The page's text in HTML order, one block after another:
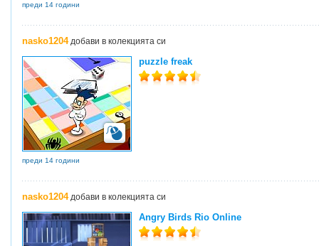
преди 14 години
nasko1204добави в колекцията си
puzzle freak
преди 14 години
nasko1204добави в колекцията си
Angry Birds Rio Online